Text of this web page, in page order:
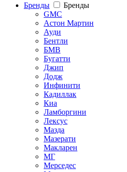
Бренды
Бренды
GMC
Астон Мартин
Ауди
Бентли
БМВ
Бугатти
Джип
Додж
Инфинити
Кадиллак
Киа
Ламборгини
Лексус
Мазда
Мазерати
Макларен
МГ
Мерседес